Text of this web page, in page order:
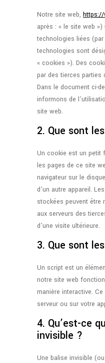
Notre site web,
après : « le site web
technologies liées
technologies sont
« cookies »). Des
par des tierces parties
Dans le document ci-
informons de
site web.
2. Que sont
Un cookie est un petit
les pages de ce site
navigateur sur le
d’un autre appareil.
stockées peuvent être
aux serveurs des
d’une visite ultérieure.
3. Que sont
Un script est un
notre site web
manière interactive.
serveur ou sur votre
4. Qu’est-ce
invisible ?
Une balise invisible